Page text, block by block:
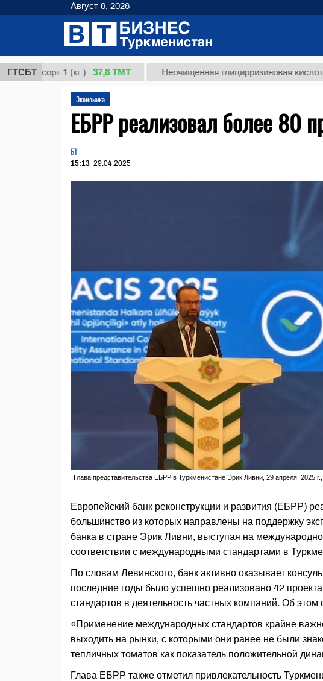
ГТСБТ
сорт 1 (кг.) 37,8 ТМТ Неочищенная глицирризиновая кислота
Экономика
ЕБРР реализовал более 80
БТ
15:13 29.04.2025
Глава представительства ЕБРР в Туркменистане Эрик Ливни, 29 апреля, 2025
Европейский банк реконструкции и развития (ЕБРР)
большинство из которых направлены на поддержку
банка в стране Эрик Ливни, выступая на
соответствии с международными стандартами в
По словам Левинского, банк активно оказывает
последние годы было успешно реализовано 42
стандартов в деятельность частных компаний. Об
«Применение международных стандартов крайне
выходить на рынки, с которыми они ранее не были
тепличных томатов как показатель положительной
Глава ЕБРР также отметил привлекательность
Август 6, 2026